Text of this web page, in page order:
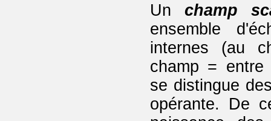
Unchamp
ensemble
internes (au
champ = entre
se distingue
opérante. De